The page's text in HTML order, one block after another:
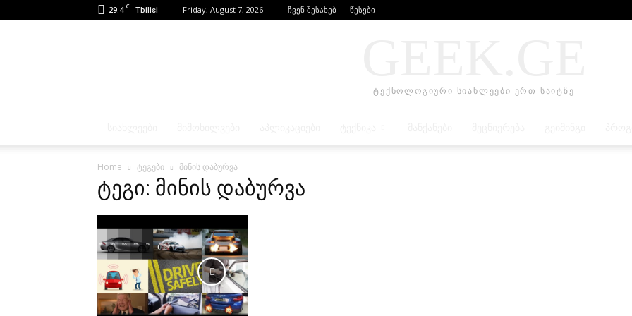
29.4 C Tbilisi Friday, August 7, 2026 ჩვენ შესახებ წესები
ტექნოლოგიური სიახლეები ერთ საიტზე
Home ტეგები მინის დაბურვა
ტეგი: მინის დაბურვა